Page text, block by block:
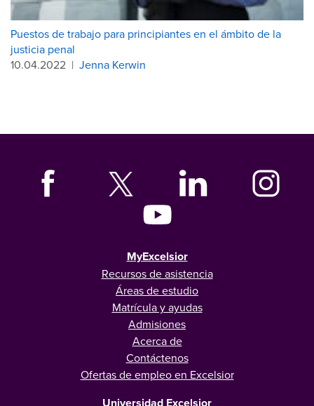
Puestos de trabajo para principiantes en el ámbito de la
justicia penal
10.04.2022 | Jenna Kerwin
MyExcelsior
Recursos de asistencia
Áreas de estudio
Matrícula y ayudas
Admisiones
Acerca de
Contáctenos
Ofertas de empleo en Excelsior
Universidad Excelsior